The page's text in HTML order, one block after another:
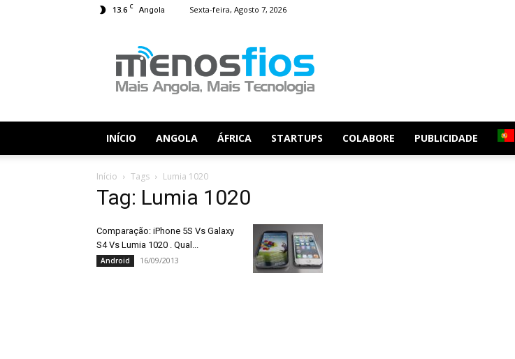
13.6 C Angola Sexta-feira, Agosto 7, 2026
Fios
INÍCIO ANGOLA ÁFRICA STARTUPS COLABORE PUBLICIDADE
Início Tags Lumia 1020
Tag: Lumia 1020
Comparação: iPhone 5S Vs Galaxy
S4 Vs Lumia 1020 . Qual...
Android 16/09/2013